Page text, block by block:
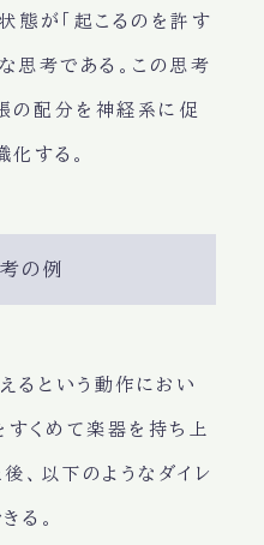
態が「起こるのを許す
思考である。この思考
の配分を神経系に促
する。
の例
るという動作におい
すくめて楽器を持ち上
、以下のようなダイレ
る。